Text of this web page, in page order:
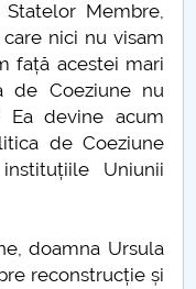
carte
(20 mai 1388)
Membre,
nici nu visam
față acestei mari
de Coeziune nu
Ea devine acum
de Coeziune
Uniunii
doamna Ursula
reconstrucție și